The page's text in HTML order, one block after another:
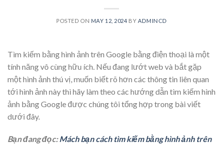
POSTED ON MAY 12, 2024 BY ADMINCD
Tìm kiếm bằng hình ảnh trên Google bằng điện thoại là một
tính năng vô cùng hữu ích. Nếu đang lướt web và bắt gặp
một hình ảnh thú vị, muốn biết rõ hơn các thông tin liên quan
tới hình ảnh này thì hãy làm theo các hướng dẫn tìm kiếm hình
ảnh bằng Google được chúng tôi tổng hợp trong bài viết
dưới đây.
Bạn đang đọc:Mách bạn cách tìm kiếm bằng hình ảnh trên